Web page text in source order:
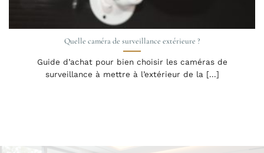
Quelle caméra de surveillance extérieure ?
Guide d’achat pour bien choisir les caméras de
surveillance à mettre à l’extérieur de la [...]